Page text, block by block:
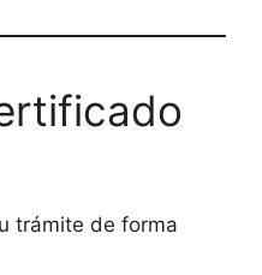
trámite de forma